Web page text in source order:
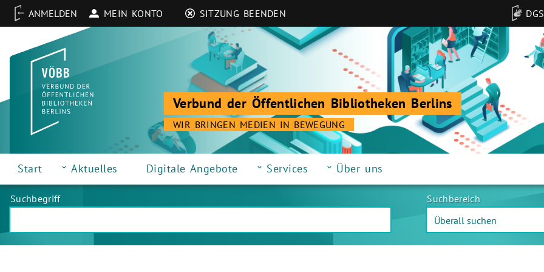
MEIN KONTO SITZUNG BEENDEN DGS
Verbund der Öffentlichen Bibliotheken Berlins
WIR BRINGEN MEDIEN IN BEWEGUNG
Start Aktuelles Digitale Angebote Services Über uns
Suchbegriff Suchbereich